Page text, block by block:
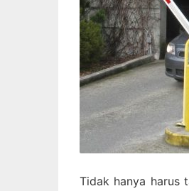
Tidak hanya harus